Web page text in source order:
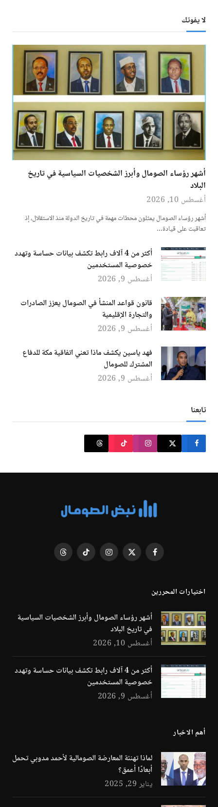
لا يفوتك
أشهر رؤساء الصومال وأبرز الشخصيات السياسية في تاريخ
البلاد
أغسطس 10, 2026
أشهر رؤساء الصومال يمثلون محطات مهمة في تاريخ الدولة منذ الاستقلال، إذ
تعاقبت على قيادة…
أكثر من 4 آلاف رابط تكشف بيانات حساسة وتهدد
خصوصية المستخدمين
أغسطس 9, 2026
قانون قواعد المنشأ في الصومال يعزز الصادرات
والتجارة الإقليمية
أغسطس 9, 2026
فهد ياسين يكشف ماذا تعني اتفاقية مكة للدفاع
المشترك للصومال
أغسطس 9, 2026
تابعنا
فيسبوك X
الانستغرامتيكتوك Threads
اختيارات المحررين
أشهر رؤساء الصومال وأبرز الشخصيات السياسية
في تاريخ البلاد
أغسطس 10, 2026
أكثر من 4 آلاف رابط تكشف بيانات حساسة وتهدد
خصوصية المستخدمين
أغسطس 9, 2026
أهم الاخبار
لماذا تهنئة المعارضة الصومالية لأحمد مدوبي تحمل
أبعادًا أعمق؟
يناير 29, 2025